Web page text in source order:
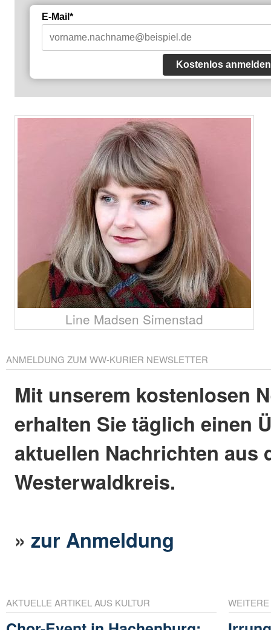
E-Mail*
Kostenlos anmelden
Line Madsen Simenstad
ANMELDUNG ZUM WW-KURIER NEWSLETTER
Mit unserem kostenlosen
erhalten Sie täglich einen
aktuellen Nachrichten aus
Westerwaldkreis.
»zur Anmeldung
AKTUELLE ARTIKEL AUS KULTUR